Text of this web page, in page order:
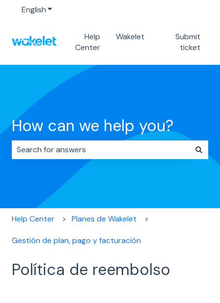
EnglishShow submenu for translations
Help
Center
Wakelet
Submit
ticket
How can we help you?
There are no suggestions because the search field
Help Center Planes de Wakelet
Gestión de plan, pago y facturación
Política de reembolso